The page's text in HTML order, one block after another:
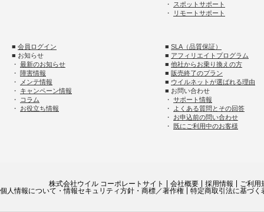
・ スポットサポート
・
リモートサポート
■ 会員ログイン ■ SLA（品質保証）
■ お知らせ
■ アフィリエイトプログラム
・ 最新のお知らせ ■ 他社からお乗り換えの方
・ 障害情報 ■ 販売終了のプラン
・
メンテ情報 ■ ウイルネットが選ばれる理由
・ キャンペーン情報
■ お問い合わせ
・
コラム ・ サポート情報
・ お役立ち情報 ・
よくある質問とその回答
・ お申込前の問い合わせ
・ 既にご利用中のお客様
株式会社ウイル コーポレートサイト 会社概要 採用情報
ご利用
個人情報について・情報セキュリティ方針・商標／著作権
特定商取引法に基づく